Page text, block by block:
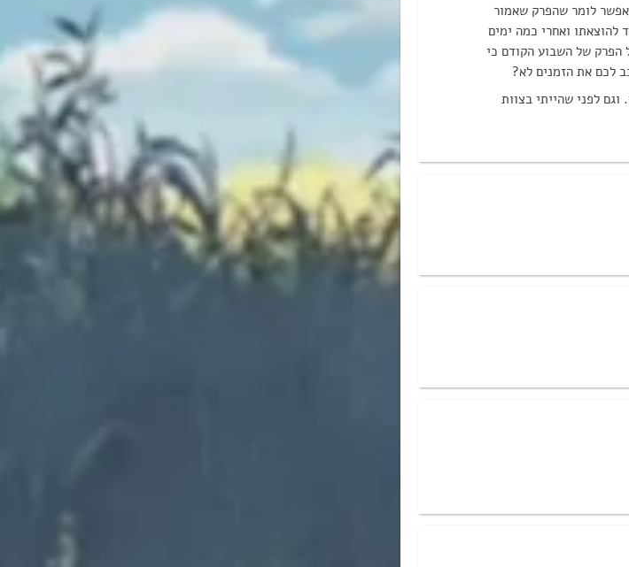
לומר שהפרק שאמור
ואחרי כמה ימים
הפרק של השבוע הקודם כי
לכם את הזמנים לא?
לפני שהייתי בצוות